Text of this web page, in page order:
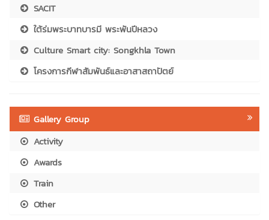
SACIT
ใต้ร่มพระบาทบารมี พระพันปีหลวง
Culture Smart city: Songkhla Town
โครงการกีฬาสัมพันธ์และอาสาสถาปัตย์
Gallery Group
Activity
Awards
Train
Other